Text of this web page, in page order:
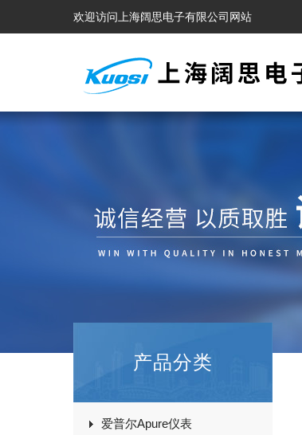
欢迎访问上海阔思电子有限公司网站
产品分类
爱普尔Apure仪表